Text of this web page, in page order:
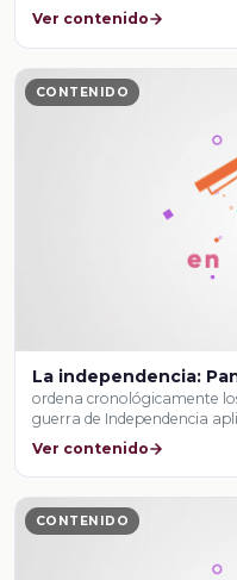
Ver contenido
CONTENIDO
La independencia:
ordena cronológicamente
guerra de Independencia
Ver contenido
CONTENIDO